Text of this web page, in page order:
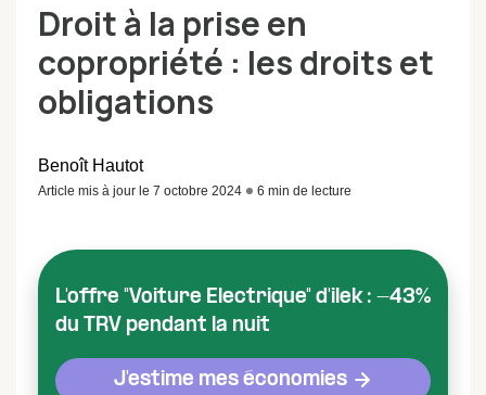
Droit à la prise en
copropriété : les droits et
obligations
Benoît Hautot
Article mis à jour le 7 octobre 2024 6 min de lecture
L'offre "Voiture Electrique" d'ilek : -43%
du TRV pendant la nuit
J'estime mes économies